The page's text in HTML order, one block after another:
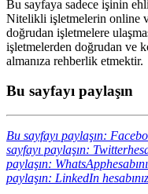
Bu sayfaya sadece işinin
Nitelikli işletmelerin online
doğrudan işletmelere
işletmelerden doğrudan ve
almanıza rehberlik etmektir.
Bu sayfayı paylaşın
Bu sayfayı paylaşın:
sayfayı paylaşın:
paylaşın:
paylaşın: LinkedIn